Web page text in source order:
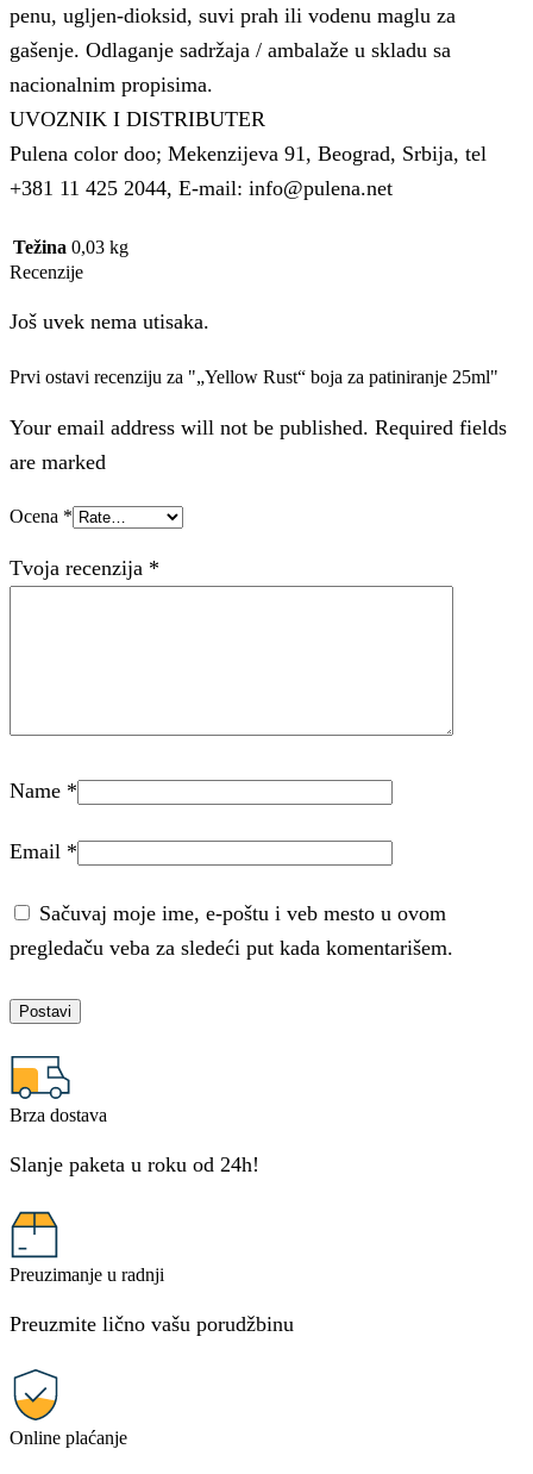
penu, ugljen-dioksid, suvi prah ili vodenu maglu za
gašenje. Odlaganje sadržaja / ambalaže u skladu sa
nacionalnim propisima.
UVOZNIK I DISTRIBUTER
Pulena color doo; Mekenzijeva 91, Beograd, Srbija, tel
+381 11 425 2044, E-mail: info@pulena.net
Težina 0,03 kg
Recenzije
Još uvek nema utisaka.
Prvi ostavi recenziju za "„Yellow Rust“ boja za patiniranje 25ml"
Your email address will not be published. Required fields
are marked
Ocena *
Tvoja recenzija *
Name *
Email *
Sačuvaj moje ime, e-poštu i veb mesto u ovom
pregledaču veba za sledeći put kada komentarišem.
Brza dostava
Slanje paketa u roku od 24h!
Preuzimanje u radnji
Preuzmite lično vašu porudžbinu
Online plaćanje